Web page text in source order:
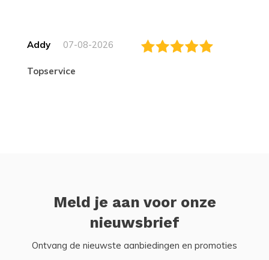
Addy 07-08-2026
topservice
Meld je aan voor onze
nieuwsbrief
Ontvang de nieuwste aanbiedingen en promoties